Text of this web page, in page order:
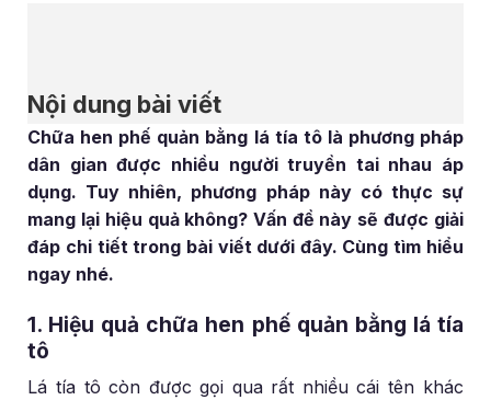
Nội dung bài viết
Chữa hen phế quản bằng lá tía tô là phương pháp
dân gian được nhiều người truyền tai nhau áp
dụng. Tuy nhiên, phương pháp này có thực sự
mang lại hiệu quả không? Vấn đề này sẽ được giải
đáp chi tiết trong bài viết dưới đây. Cùng tìm hiểu
ngay nhé.
1. Hiệu quả chữa hen phế quản bằng lá tía
tô
Lá tía tô còn được gọi qua rất nhiều cái tên khác